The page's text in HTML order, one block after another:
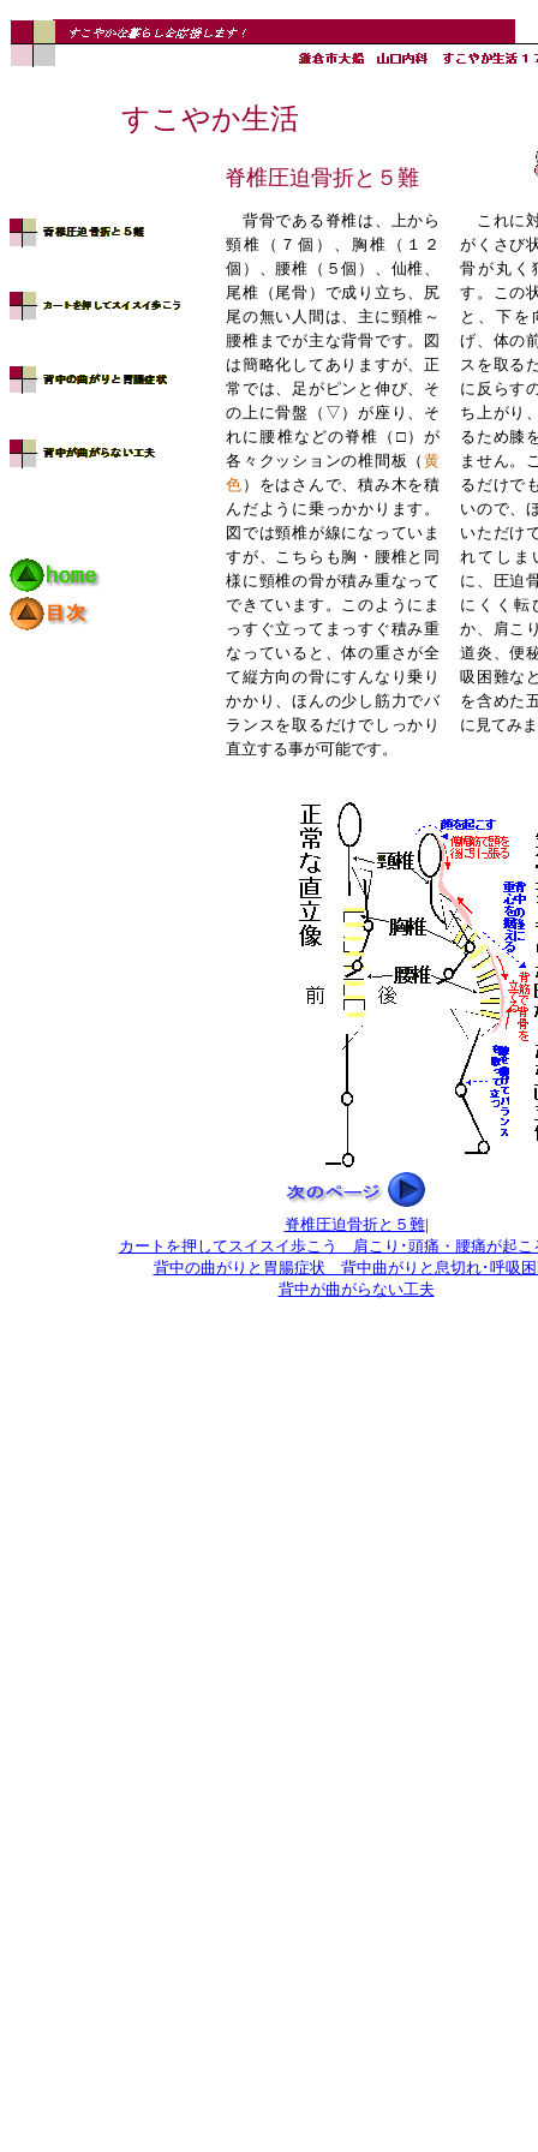
すこやか生活
脊椎圧迫骨折と５難
背骨である脊椎は、上から
頸椎（７個）、胸椎（１２
個）、腰椎（５個）、仙椎、
尾椎（尾骨）で成り立ち、尻
尾の無い人間は、主に頸椎～
腰椎までが主な背骨です。図
は簡略化してありますが、正
常では、足がピンと伸び、そ
の上に骨盤（▽）が座り、そ
れに腰椎などの脊椎（□）が
各々クッションの椎間板（ 黄
色 ）をはさんで、積み木を積
んだように乗っかかります。
図では頸椎が線になっていま
すが、こちらも胸・腰椎と同
様に頸椎の骨が積み重なって
できています。このようにま
っすぐ立ってまっすぐ積み重
なっていると、体の重さが全
て縦方向の骨にすんなり乗り
かかり、ほんの少し筋力でバ
ランスを取るだけでしっかり
直立する事が可能です。
これに
がくさび
骨が丸く
す。この
と、下を
げ、体の
スを取る
に反らす
ち上がり
るため膝
ません。
るだけで
いので、
いただけ
れてしま
に、圧迫
にくく転
か、肩こ
道炎、便
吸困難な
を含めた
に見てみ
脊椎圧迫骨折と５難|
カートを押してスイスイ歩こう 肩こり･頭痛・腰痛が起こ
背中の曲がりと胃腸症状 背中曲がりと息切れ･呼吸
背中が曲がらない工夫